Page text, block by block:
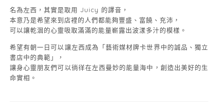
名為左西，其實是取用 Juicy 的譯音，
本意乃是希望來到店裡的人們都能夠豐盛、富饒、充沛，
可以讓乾涸的心靈吸取滿滿的能量嶄露出波漾多汁的模樣。
希望有朝一日可以讓左西成為「藝術媒材牌卡世界中的誠品、獨立
書店中的典範」，
讓身心靈朋友們可以徜徉在左西曼妙的能量海中，創造出美好的生
命實相。